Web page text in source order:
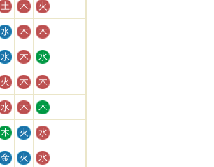
土 木 火
水 木 木
水 木 水
火 木 木
水 木 木
木 火 水
金 火 水